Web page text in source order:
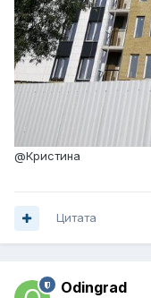
@Кристина
Цитата
Odingrad